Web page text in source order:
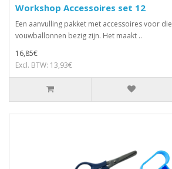
Workshop Accessoires set 12
Een aanvulling pakket met accessoires voor
vouwballonnen bezig zijn. Het maakt ..
16,85€
Excl. BTW: 13,93€